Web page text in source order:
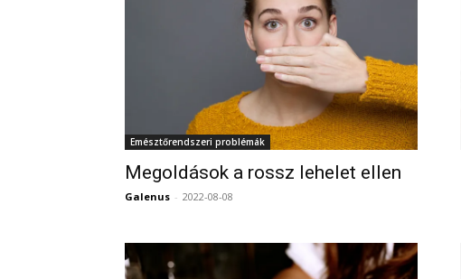
Emésztőrendszeri problémák
Megoldások a rossz lehelet ellen
Galenus - 2022-08-08